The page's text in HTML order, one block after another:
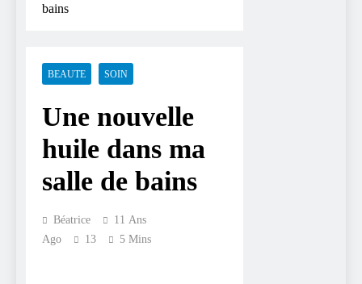
bains
BEAUTE SOIN
Une nouvelle
huile dans ma
salle de bains
Béatrice
11 Ans
Ago
13 5 Mins